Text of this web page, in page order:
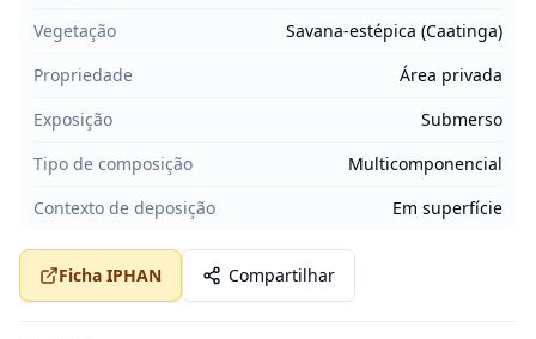
Vegetação
Savana-estépica (Caatinga)
Propriedade
Área privada
Exposição
Submerso
Tipo de composição
Multicomponencial
Contexto de deposição
Em superfície
Ficha IPHAN Compartilhar